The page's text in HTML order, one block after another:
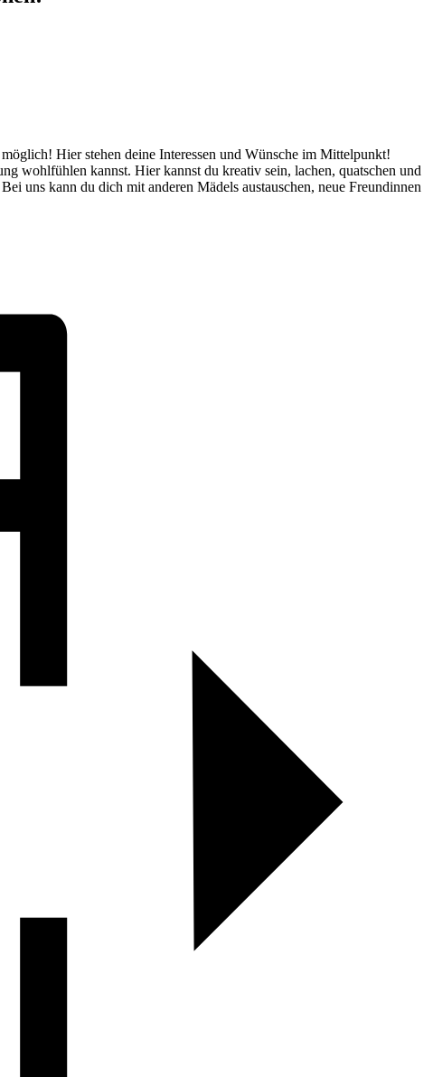
Hier stehen deine Interessen und Wünsche im Mittelpunkt!
wohlfühlen kannst. Hier kannst du kreativ sein, lachen, quatschen und
uns kann du dich mit anderen Mädels austauschen, neue Freundinnen